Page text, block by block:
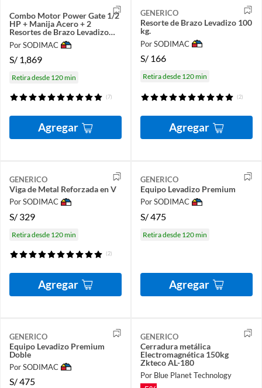
Combo Motor Power Gate 1/2
HP + Manija Acero + 2
Resortes de Brazo Levadizo
100 kg + Kit de Sistema de
Cierre + Cable Acero + Kit de
Instalación Manual +
Accesorios + Equipo Levadizo
Premium Doble
Por SODIMAC
S/ 1,869
Retira desde 120 min
(7)
Agregar
GENERICO
Resorte de Brazo Levadizo 100
kg.
Por SODIMAC
S/ 166
Retira desde 120 min
(2)
Agregar
GENERICO
Viga de Metal Reforzada en V
Por SODIMAC
S/ 329
Retira desde 120 min
(2)
Agregar
GENERICO
Equipo Levadizo Premium
Por SODIMAC
S/475
Retira desde 120 min
Agregar
GENERICO
Equipo Levadizo Premium
Doble
Por SODIMAC
S/475
GENERICO
Cerradura metálica
Electromagnética 150kg
Zkteco AL-180
Por Blue Planet Technology